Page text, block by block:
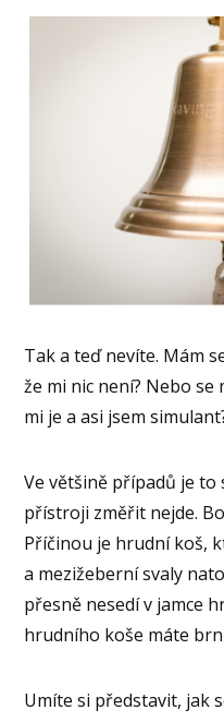
Tak a teď nevíte. Mám
že mi nic není? Nebo se
mi je a asi jsem
Ve většině případů je
přístroji změřit nejde.
Příčinou je hrudní koš,
a mezižeberní svaly
přesně nesedí v jamce
hrudního koše máte
Umíte si představit, jak